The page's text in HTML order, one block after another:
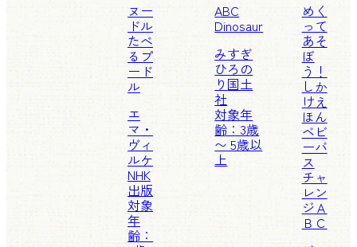
ヌー
ドル
たべ
るプ
ード
ル
エ
マ・
ヴィ
ルケ
NHK
出版
対象
年
齢：
ABC
Dinosaur
みすぎ
ひろの
り 国土
社
対象年
齢：3歳
〜 5歳以
上
めく
って
あそ
ぼ
う！
しか
けえ
ほん
ベビ
ーバ
ス
チャ
レン
ジＡ
ＢＣ